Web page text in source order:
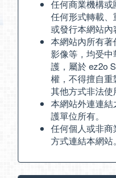
任何商業機構
任何形式轉載
或發行本網站內
本網站內所有著
影像等，均受
護，屬於 ez2o
權，不得擅自
其他方式非法使
本網站外連連
護單位所有。
任何個人或非
方式連結本網站。